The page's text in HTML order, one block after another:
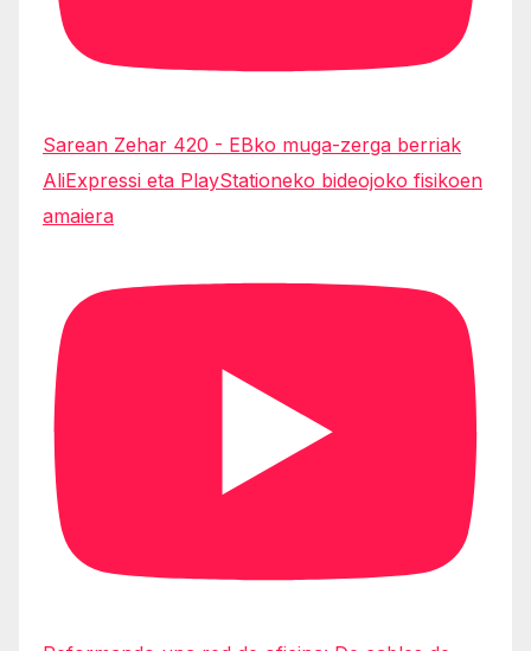
Sarean Zehar 420 - EBko muga-zerga berriak
AliExpressi eta PlayStationeko bideojoko fisikoen
amaiera